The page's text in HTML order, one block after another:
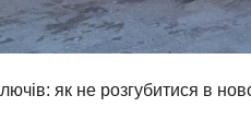
як не розгубитися в